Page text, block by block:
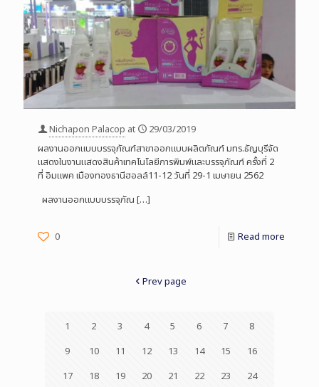
Nichapon Palacop at
29/03/2019
ผลงานออกแบบบรรจุภัณฑ์สาขาออกแบบผลิตภัณฑ์ มทร.ธัญบุรีจัด
แสดงในงานแสดงสินค้าเทคโนโลยีการพิมพ์และบรรจุภัณฑ์ ครั้งที่ 2
ที่ อิมแพค เมืองทองธานีฮอลล์11-12 วันที่ 29-1 เมษายน 2562
ผลงานออกแบบบรรจุภัณ […]
0 Read more
Prev page
1 2 3 4 5 6 7
8
9
10 11 12 13 14 15
16
17
18 19 20 21 22 23
24